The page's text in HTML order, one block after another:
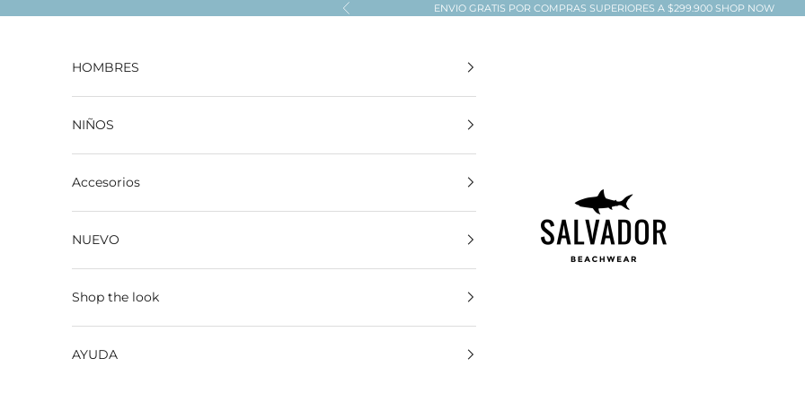
Anterior ENVIO GRATIS POR COMPRAS SUPERIORES A $299.900 SHOP NOW
Salvador Beachwear
HOMBRES
NIÑOS
Accesorios
NUEVO
Shop the look
AYUDA